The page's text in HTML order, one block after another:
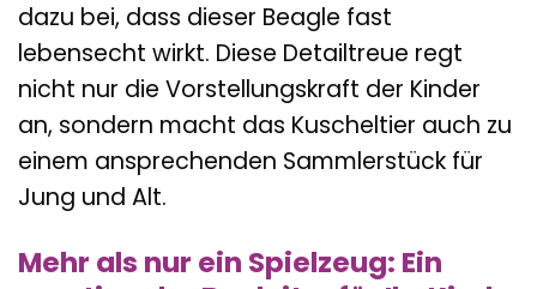
dazu bei, dass dieser Beagle fast
lebensecht wirkt. Diese Detailtreue regt
nicht nur die Vorstellungskraft der Kinder
an, sondern macht das Kuscheltier auch zu
einem ansprechenden Sammlerstück für
Jung und Alt.
Mehr als nur ein Spielzeug: Ein